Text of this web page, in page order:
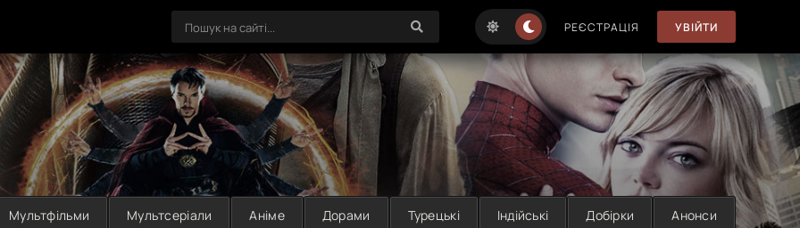
РЕЄСТРАЦІЯ УВІЙТИ
Мультфільми Мультсеріали Аніме Дорами Турецькі Індійські Добірки Анонси